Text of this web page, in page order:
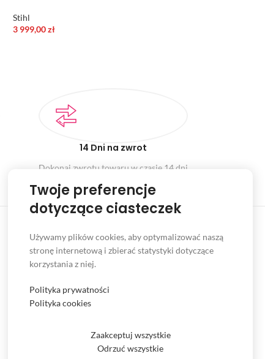
Stihl
3 999,00zł
14 Dni na zwrot
Dokonaj zwrotu towaru w czasie 14 dni
INFORMACJE
Kontakt
Twoje preferencje
dotyczące ciasteczek
Używamy plików cookies, aby optymalizować naszą
stronę internetową i zbierać statystyki dotyczące
korzystania z niej.
Polityka prywatności
Polityka cookies
Zaakceptuj wszystkie
Odrzuć wszystkie